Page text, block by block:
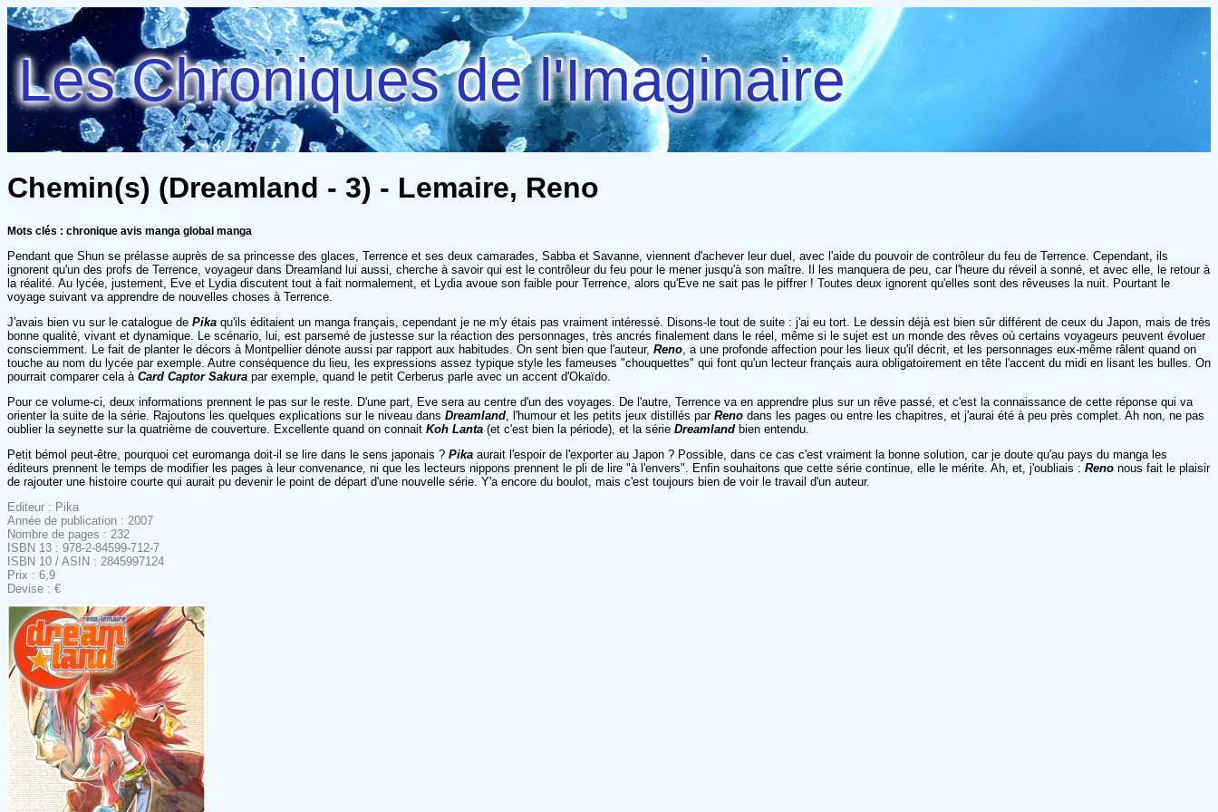
Les Chroniques de l'Imaginaire
Chemin(s) (Dreamland - 3) - Lemaire, Reno
Mots clés : chronique avis manga global manga
Pendant que Shun se prélasse auprès de sa princesse des glaces, Terrence et ses deux camarades, Sabba et Savanne, viennent d'achever leur duel, avec l'aide du pouvoir de contrôleur du feu de Terrence. Cependant, ils
ignorent qu'un des profs de Terrence, voyageur dans Dreamland lui aussi, cherche à savoir qui est le contrôleur du feu pour le mener jusqu'à son maître. Il les manquera de peu, car l'heure du réveil a sonné, et avec elle, le retour à
la réalité. Au lycée, justement, Eve et Lydia discutent tout à fait normalement, et Lydia avoue son faible pour Terrence, alors qu'Eve ne sait pas le piffrer ! Toutes deux ignorent qu'elles sont des rêveuses la nuit. Pourtant le
voyage suivant va apprendre de nouvelles choses à Terrence.
J'avais bien vu sur le catalogue de Pika qu'ils éditaient un manga français, cependant je ne m'y étais pas vraiment intéressé. Disons-le tout de suite : j'ai eu tort. Le dessin déjà est bien sûr différent de ceux du Japon, mais de très
bonne qualité, vivant et dynamique. Le scénario, lui, est parsemé de justesse sur la réaction des personnages, très ancrés finalement dans le réel, même si le sujet est un monde des rêves où certains voyageurs peuvent évoluer
consciemment. Le fait de planter le décors à Montpellier dénote aussi par rapport aux habitudes. On sent bien que l'auteur, Reno , a une profonde affection pour les lieux qu'il décrit, et les personnages eux-même râlent quand on
touche au nom du lycée par exemple. Autre conséquence du lieu, les expressions assez typique style les fameuses "chouquettes" qui font qu'un lecteur français aura obligatoirement en tête l'accent du midi en lisant les bulles. On
pourrait comparer cela à Card Captor Sakura par exemple, quand le petit Cerberus parle avec un accent d'Okaïdo.
Pour ce volume-ci, deux informations prennent le pas sur le reste. D'une part, Eve sera au centre d'un des voyages. De l'autre, Terrence va en apprendre plus sur un rêve passé, et c'est la connaissance de cette réponse qui va
orienter la suite de la série. Rajoutons les quelques explications sur le niveau dans Dreamland , l'humour et les petits jeux distillés par Reno dans les pages ou entre les chapitres, et j'aurai été à peu près complet. Ah non, ne pas
oublier la seynette sur la quatrième de couverture. Excellente quand on connait Koh Lanta (et c'est bien la période), et la série Dreamland bien entendu.
Petit bémol peut-être, pourquoi cet euromanga doit-il se lire dans le sens japonais ? Pika aurait l'espoir de l'exporter au Japon ? Possible, dans ce cas c'est vraiment la bonne solution, car je doute qu'au pays du manga les
éditeurs prennent le temps de modifier les pages à leur convenance, ni que les lecteurs nippons prennent le pli de lire "à l'envers". Enfin souhaitons que cette série continue, elle le mérite. Ah, et, j'oubliais : Reno nous fait le plaisir
de rajouter une histoire courte qui aurait pu devenir le point de départ d'une nouvelle série. Y'a encore du boulot, mais c'est toujours bien de voir le travail d'un auteur.
Editeur : Pika
Année de publication : 2007
Nombre de pages : 232
ISBN 13 : 978-2-84599-712-7
ISBN 10 / ASIN : 2845997124
Prix : 6,9
Devise : €